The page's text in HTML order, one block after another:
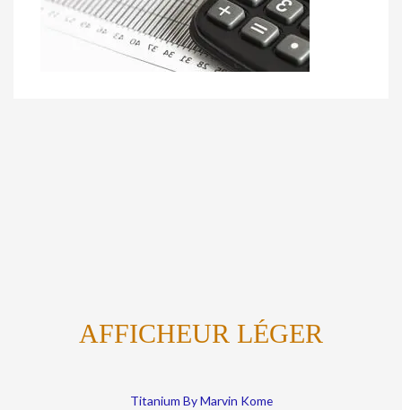
AFFICHEUR LÉGER
Titanium By Marvin Kome